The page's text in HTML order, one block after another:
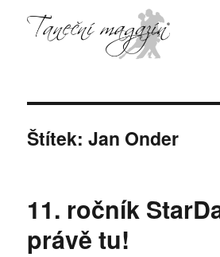
Štítek:Jan Onder
11. ročník
právě tu!